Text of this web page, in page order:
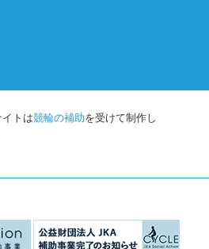
トは競輪の補助を受けて制作し